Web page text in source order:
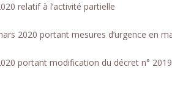
relatif à l’activité partielle
2020 portant mesures d’urgence en
portant modification du décret n°